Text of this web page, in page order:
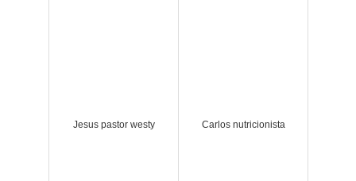
Jesus pastor westy Carlos nutricionista